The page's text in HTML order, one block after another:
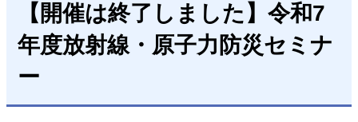
【開催は終了しました】令和7
年度放射線・原子力防災セミナ
ー